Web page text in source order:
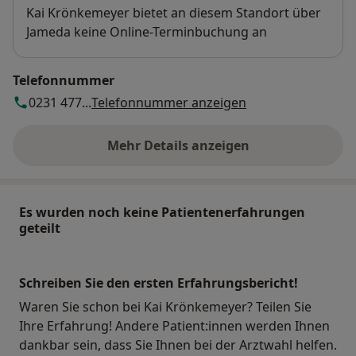
Verfügbarkeit
Kai Krönkemeyer bietet an diesem Standort über
Jameda keine Online-Terminbuchung an
Telefonnummer
0231 477...Telefonnummer anzeigen
Mehr Details anzeigen
über die Adresse
Es wurden noch keine Patientenerfahrungen
geteilt
Schreiben Sie den ersten Erfahrungsbericht!
Waren Sie schon bei Kai Krönkemeyer? Teilen Sie
Ihre Erfahrung! Andere Patient:innen werden Ihnen
dankbar sein, dass Sie Ihnen bei der Arztwahl helfen.